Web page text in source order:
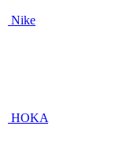
Nike
HOKA